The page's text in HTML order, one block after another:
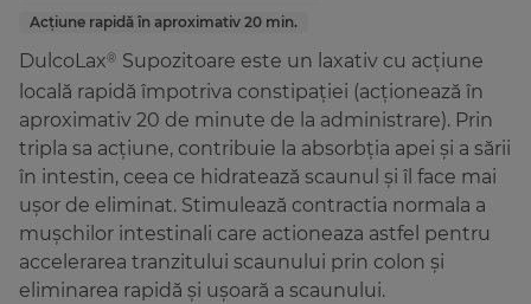
Acțiune rapidă în aproximativ 20 min.
DulcoLax® Supozitoare este un laxativ cu acțiune
locală rapidă împotriva constipației (acționează în
aproximativ 20 de minute de la administrare). Prin
tripla sa acțiune, contribuie la absorbția apei și a sării
în intestin, ceea ce hidratează scaunul și îl face mai
ușor de eliminat. Stimulează contractia normala a
mușchilor intestinali care actioneaza astfel pentru
accelerarea tranzitului scaunului prin colon și
eliminarea rapidă și ușoară a scaunului.